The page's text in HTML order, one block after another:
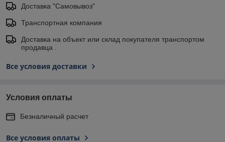
Доставка "Самовывоз"
Транспортная компания
Доставка на объект или склад покупателя транспортом
продавца .
Все условия доставки
Условия оплаты
Безналичный расчет
Все условия оплаты